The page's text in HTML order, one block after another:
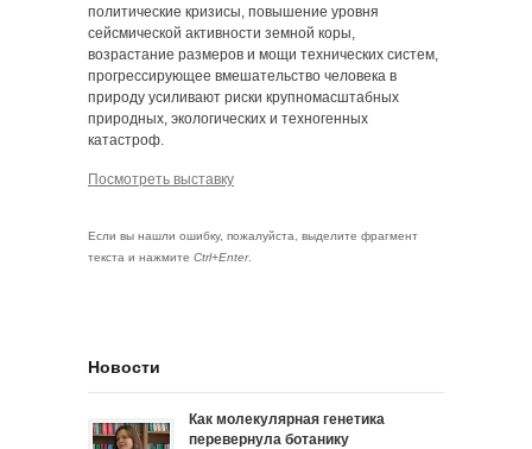
политические кризисы, повышение уровня
сейсмической активности земной коры,
возрастание размеров и мощи технических систем,
прогрессирующее вмешательство человека в
природу усиливают риски крупномасштабных
природных, экологических и техногенных
катастроф.
Посмотреть выставку
Если вы нашли ошибку, пожалуйста, выделите фрагмент
текста и нажмите Ctrl+Enter.
Новости
Как молекулярная генетика
перевернула ботанику